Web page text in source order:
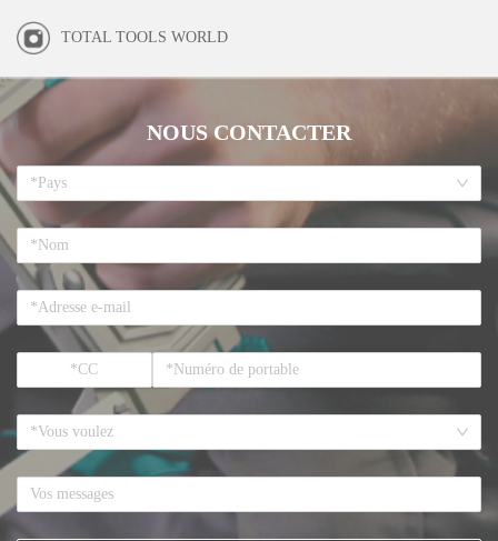
TOTAL TOOLS WORLD
NOUS CONTACTER
*Pays
*Vous voulez